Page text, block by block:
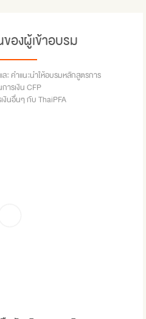
องผู้เข้าอบรม
ะ คำแนะนำให้อบรมหลักสูตรการ
ารเงิน CFP
งินอื่นๆ กับ ThaiPFA